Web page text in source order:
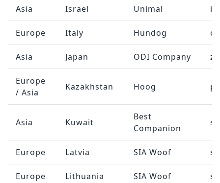
Asia Israel Unimal
Europe Italy Hundog
Asia Japan ODI Company
Europe
/ Asia
Kazakhstan Hoog
Asia Kuwait
Best
Companion
Europe Latvia SIA Woof
Europe Lithuania SIA Woof